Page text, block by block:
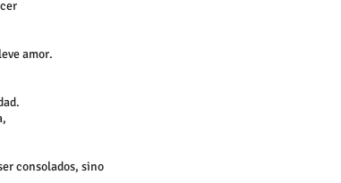
amor.
consolados, sino